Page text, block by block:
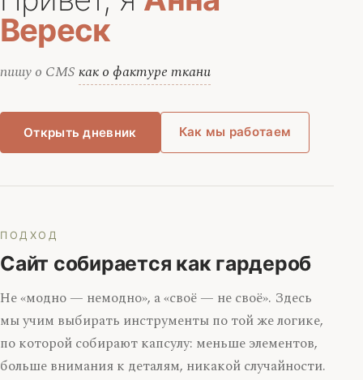
Вереск
пишу о CMSкак о фактуре ткани
Открыть дневник Как мы работаем
ПОДХОД
Сайт собирается как гардероб
Не «модно — немодно», а «своё — не своё». Здесь
мы учим выбирать инструменты по той же логике,
по которой собирают капсулу: меньше элементов,
больше внимания к деталям, никакой случайности.